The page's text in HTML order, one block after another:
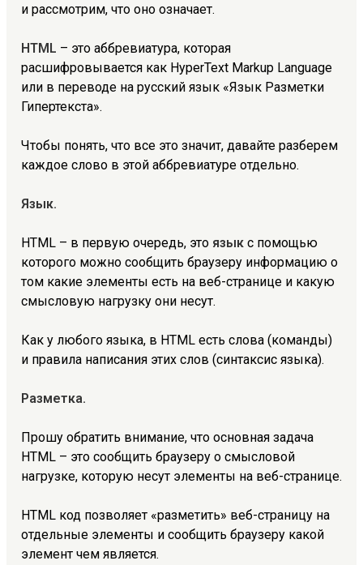
и рассмотрим, что оно означает.
HTML – это аббревиатура, которая
расшифровывается как HyperText Markup Language
или в переводе на русский язык «Язык Разметки
Гипертекста».
Чтобы понять, что все это значит, давайте разберем
каждое слово в этой аббревиатуре отдельно.
Язык.
HTML – в первую очередь, это языкс помощью
которого можно сообщить браузеру информацию о
том какие элементы есть на веб-странице и какую
смысловую нагрузку они несут.
Как у любого языка, в HTML есть слова (команды)
и правила написания этих слов (синтаксис языка).
Разметка.
Прошу обратить внимание, что основная задача
HTML – это сообщить браузеру о смысловой
нагрузке, которую несут элементы на веб-странице.
HTML код позволяет «разметить» веб-страницу на
отдельные элементы и сообщить браузеру какой
элемент чем является.